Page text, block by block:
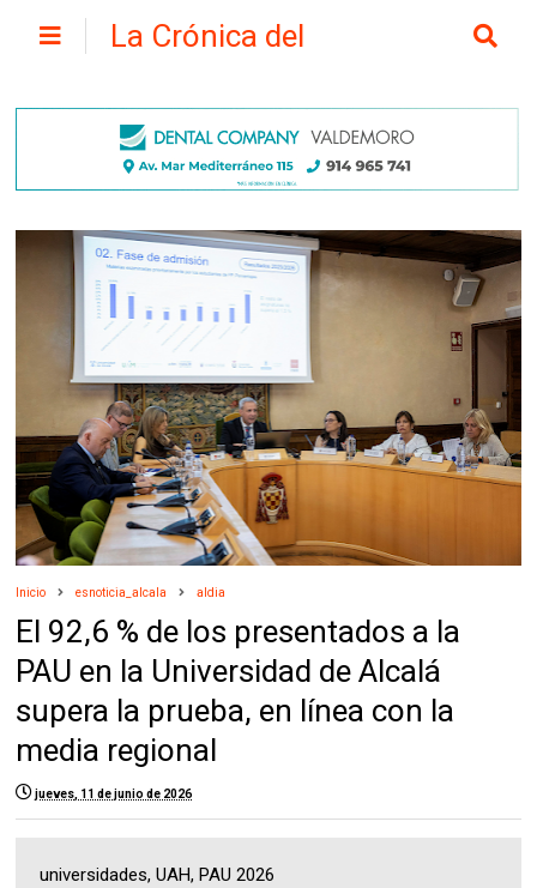
La Crónica del
Inicio esnoticia_alcala aldia
El 92,6 % de los presentados a la
PAU en la Universidad de Alcalá
supera la prueba, en línea con la
media regional
jueves, 11 de junio de 2026
universidades, UAH, PAU 2026